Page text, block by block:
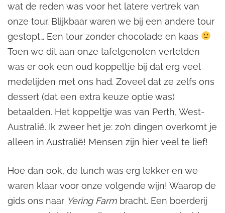
wat de reden was voor het latere vertrek van
onze tour. Blijkbaar waren we bij een andere tour
gestopt… Een tour zonder chocolade en kaas
Toen we dit aan onze tafelgenoten vertelden
was er ook een oud koppeltje bij dat erg veel
medelijden met ons had. Zoveel dat ze zelfs ons
dessert (dat een extra keuze optie was)
betaalden. Het koppeltje was van Perth, West-
Australië. Ik zweer het je: zo’n dingen overkomt je
alleen in Australië! Mensen zijn hier veel te lief!
Hoe dan ook, de lunch was erg lekker en we
waren klaar voor onze volgende wijn! Waarop de
gids ons naar Yering Farm bracht. Een boerderij